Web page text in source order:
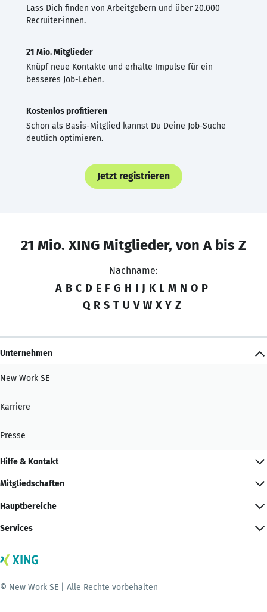
Lass Dich finden von Arbeitgebern und über 20.000
Recruiter·innen.
21 Mio. Mitglieder
Knüpf neue Kontakte und erhalte Impulse für ein
besseres Job-Leben.
Kostenlos profitieren
Schon als Basis-Mitglied kannst Du Deine Job-Suche
deutlich optimieren.
Jetzt registrieren
21 Mio. XING Mitglieder, von A bis Z
Nachname:
A B C D E F G H I J K L M N O P
Q R S T U V W X Y Z
Unternehmen
New Work SE
Karriere
Presse
Hilfe & Kontakt
Mitgliedschaften
Hauptbereiche
Services
© New Work SE | Alle Rechte vorbehalten